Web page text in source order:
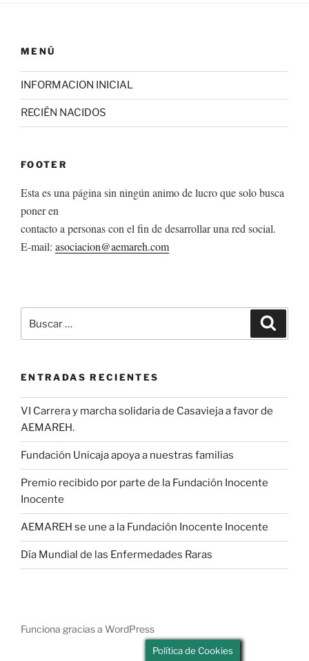
MENÚ
INFORMACION INICIAL
RECIÉN NACIDOS
FOOTER
Esta es una página sin ningún animo de lucro que solo busca
poner en
contacto a personas con el fin de desarrollar una red social.
E-mail: asociacion@aemareh.com
por:
ENTRADAS RECIENTES
VI Carrera y marcha solidaria de Casavieja a favor de
AEMAREH.
Fundación Unicaja apoya a nuestras familias
Premio recibido por parte de la Fundación Inocente
Inocente
AEMAREH se une a la Fundación Inocente Inocente
Día Mundial de las Enfermedades Raras
Funciona gracias a WordPress
Política de Cookies